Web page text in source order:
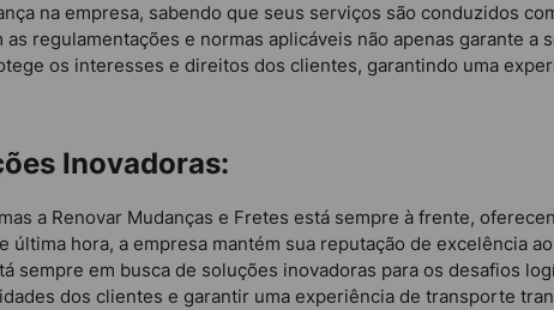
na empresa, sabendo que seus serviços são conduzidos
regulamentações e normas aplicáveis não apenas garante a
os interesses e direitos dos clientes, garantindo uma
Inovadoras:
a Renovar Mudanças e Fretes está sempre à frente,
última hora, a empresa mantém sua reputação de excelência
sempre em busca de soluções inovadoras para os desafios
dos clientes e garantir uma experiência de transporte